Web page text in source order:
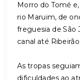
Morro do Tomé
rio Maruim, de
freguesia de São
canal até
As tropas
dificuldades ao